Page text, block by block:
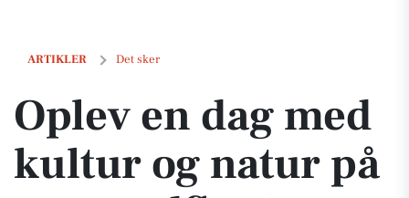
ARTIKLER Det sker
Oplev en dag med kultur og natur på sogneudflugt
Oplev en dag med
kultur og natur på